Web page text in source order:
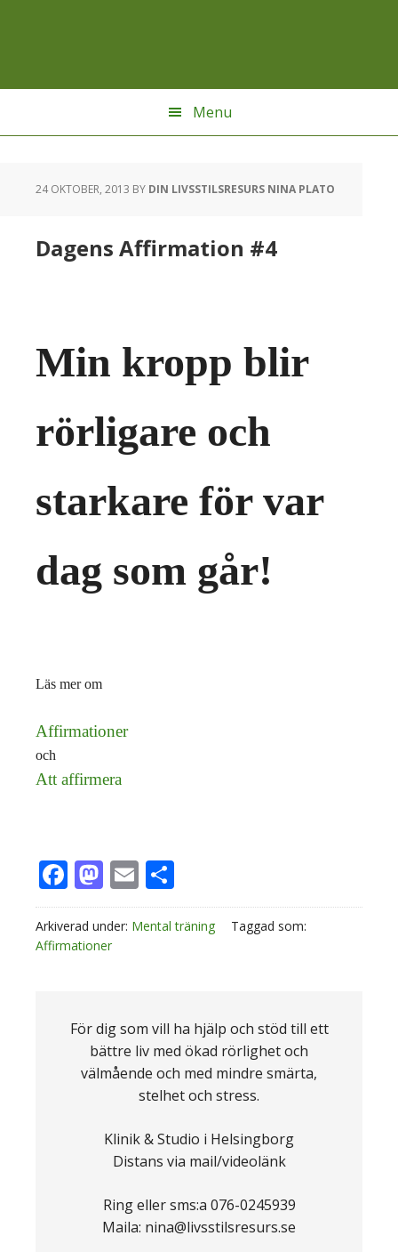
Menu
24 OKTOBER, 2013 BY DIN LIVSSTILSRESURS NINA PLATO
Dagens Affirmation #4
Min kropp blir
rörligare och
starkare för var
dag som går!
Läs mer om
Affirmationer
och
Att affirmera
Facebook
Mastodon
Email
Arkiverad under: Mental träning
Taggad som:
Affirmationer
För dig som vill ha hjälp och stöd till ett
bättre liv med ökad rörlighet och
välmående och med mindre smärta,
stelhet och stress.
Klinik & Studio i Helsingborg
Distans via mail/videolänk
Ring eller sms:a 076-0245939
Maila: nina@livsstilsresurs.se